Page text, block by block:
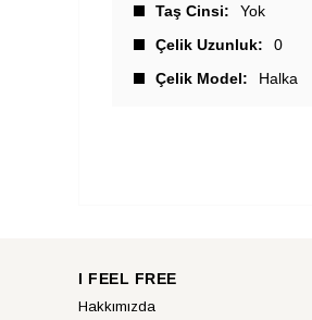
Taş Cinsi
Yok
Çelik Uzunluk
0
Çelik Model
Halka
I FEEL FREE
Hakkımızda